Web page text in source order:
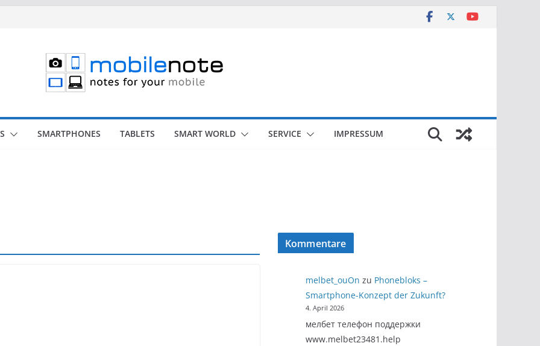
SMARTPHONES TABLETS SMART WORLD SERVICE IMPRESSUM
Kommentare
melbet_ouOn zu Phonebloks –
Smartphone-Konzept der Zukunft?
4. April 2026
мелбет телефон поддержки
www.melbet23481.help